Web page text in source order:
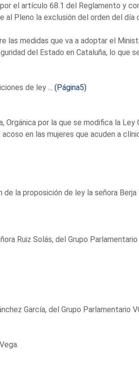
el artículo 68.1 del Reglamento y
al Pleno la exclusión del orden del
las medidas que va a adoptar el
del Estado en Cataluña, lo que
de ley ... (Página5)
Orgánica por la que se modifica la
en las mujeres que acuden a
la proposición de ley la señora
Ruiz Solás, del Grupo Parlamentario
García, del Grupo Parlamentario